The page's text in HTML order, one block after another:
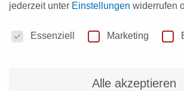
jederzeit unter Einstellungen widerrufen
Essenziell
Marketing
Alle akzeptieren